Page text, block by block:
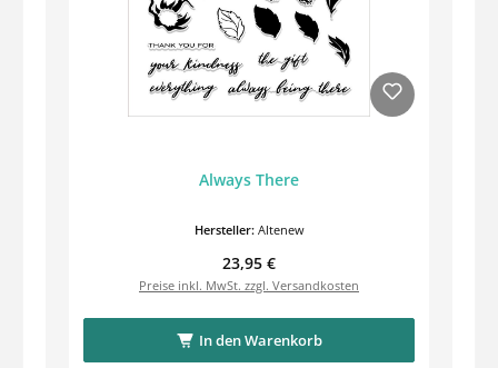
Always There
Hersteller: Altenew
Regulärer Preis:
23,95 €
Preise inkl. MwSt. zzgl. Versandkosten
In den Warenkorb